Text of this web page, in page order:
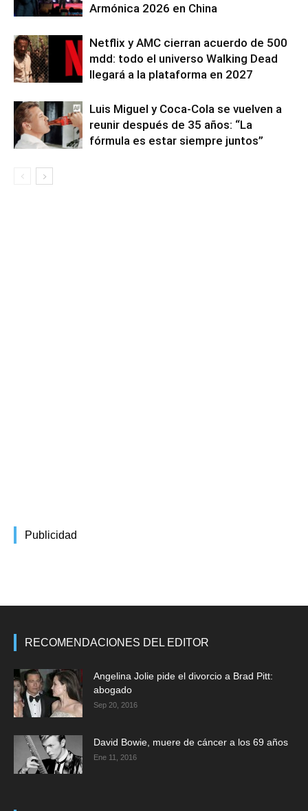
Armónica 2026 en China
Netflix y AMC cierran acuerdo de 500
mdd: todo el universo Walking Dead
llegará a la plataforma en 2027
Luis Miguel y Coca-Cola se vuelven a
reunir después de 35 años: “La
fórmula es estar siempre juntos”
Publicidad
RECOMENDACIONES DEL EDITOR
Angelina Jolie pide el divorcio a Brad Pitt:
abogado
Sep 20, 2016
David Bowie, muere de cáncer a los 69 años
Ene 11, 2016